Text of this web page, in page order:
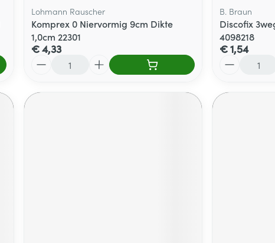
Lohmann Rauscher
Komprex 0 Niervormig 9cm Dikte
1,0cm 22301
€ 4,33
B. Braun
Discofix
4098218
€ 1,54